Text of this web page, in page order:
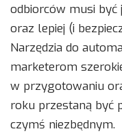
odbiorców musi być
oraz lepiej (i
Narzędzia do
marketerom
w przygotowaniu
roku przestaną być
czymś niezbędnym.